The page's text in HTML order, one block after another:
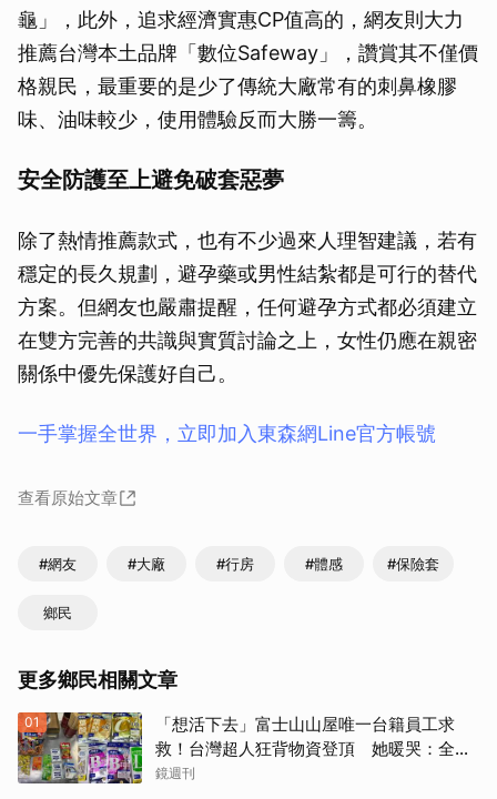
龜」，此外，追求經濟實惠CP值高的，網友則大力
推薦台灣本土品牌「數位Safeway」，讚賞其不僅價
格親民，最重要的是少了傳統大廠常有的刺鼻橡膠
味、油味較少，使用體驗反而大勝一籌。
安全防護至上避免破套惡夢
除了熱情推薦款式，也有不少過來人理智建議，若有
穩定的長久規劃，避孕藥或男性結紮都是可行的替代
方案。但網友也嚴肅提醒，任何避孕方式都必須建立
在雙方完善的共識與實質討論之上，女性仍應在親密
關係中優先保護好自己。
一手掌握全世界，立即加入東森網Line官方帳號
查看原始文章
#網友 #大廠 #行房 #體感 #保險套
鄉民
更多鄉民相關文章
01
「想活下去」富士山山屋唯一台籍員工求
救！台灣超人狂背物資登頂 她暖哭：全世
界只有台灣會這樣
鏡週刊